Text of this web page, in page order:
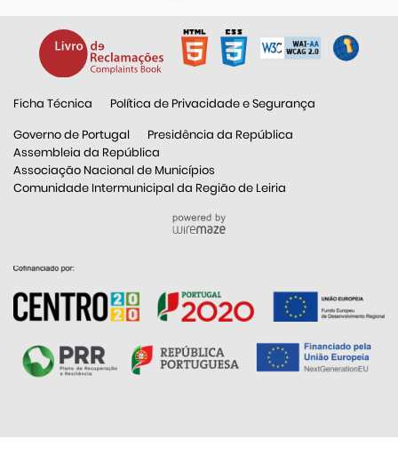
Ficha Técnica
Política de Privacidade e Segurança
Governo de Portugal
Presidência da República
Assembleia da República
Associação Nacional de Municípios
Comunidade Intermunicipal da Região de Leiria